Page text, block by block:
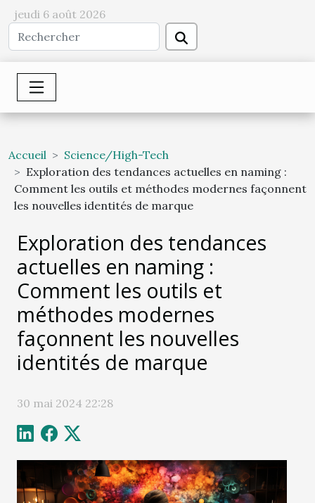
jeudi 6 août 2026
Accueil
Science/High-Tech
Exploration des tendances actuelles en naming :
Comment les outils et méthodes modernes façonnent
les nouvelles identités de marque
Exploration des tendances
actuelles en naming :
Comment les outils et
méthodes modernes
façonnent les nouvelles
identités de marque
30 mai 2024 22:28